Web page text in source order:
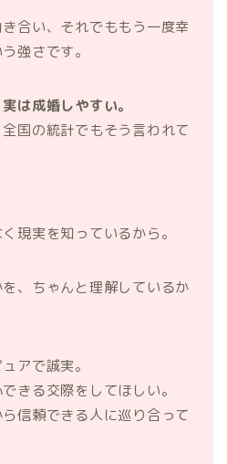
合い、それでももう一度幸
強さです。
は成婚しやすい。
国の統計でもそう言われて
現実を知っているから。
、ちゃんと理解しているか
アで誠実。
きる交際をしてほしい。
信頼できる人に巡り合って